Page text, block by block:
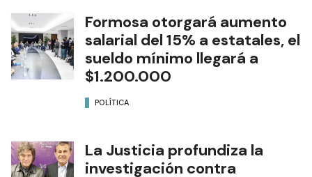
Formosa otorgará aumento
salarial del 15% a estatales, el
sueldo mínimo llegará a
$1.200.000
POLÍTICA
La Justicia profundiza la
investigación contra